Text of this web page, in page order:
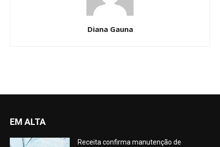
Diana Gauna
EM ALTA
Receita confirma manutenção de